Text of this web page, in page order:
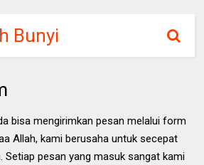
Bunyi
bisa mengirimkan pesan melalui form
Allah, kami berusaha untuk secepat
Setiap pesan yang masuk sangat kami